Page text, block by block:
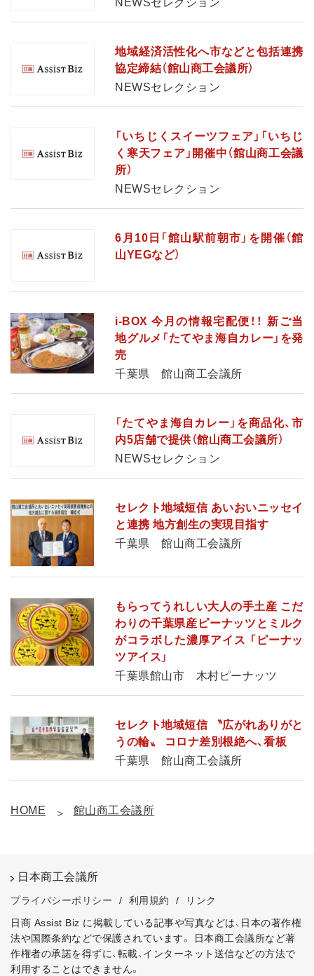
NEWSセレクション
地域経済活性化へ市などと包括連携
協定締結（館山商工会議所）
NEWSセレクション
「いちじくスイーツフェア」「いちじ
く寒天フェア」開催中（館山商工会議
所）
NEWSセレクション
6月10日「館山駅前朝市」を開催（館
山YEGなど）
i-BOX 今月の情報宅配便！！ 新ご当
地グルメ「たてやま海自カレー」を発
売
千葉県 館山商工会議所
「たてやま海自カレー」を商品化、市
内5店舗で提供（館山商工会議所）
NEWSセレクション
セレクト地域短信 あいおいニッセイ
と連携 地方創生の実現目指す
千葉県 館山商工会議所
もらってうれしい大人の手土産 こだ
わりの千葉県産ピーナッツとミルク
がコラボした濃厚アイス 「ピーナッ
ツアイス」
千葉県館山市 木村ピーナッツ
セレクト地域短信 〝広がれありがと
うの輪〟 コロナ差別根絶へ、看板
千葉県 館山商工会議所
HOME 館山商工会議所
日本商工会議所
プライバシーポリシー / 利用規約 /
リンク
日商 Assist Biz に掲載している記事や写真などは、日本の著作権
法や国際条約などで保護されています。
日本商工会議所など著
作権者の承諾を得ずに、転載、インターネット送信などの方法で
利用することはできません。